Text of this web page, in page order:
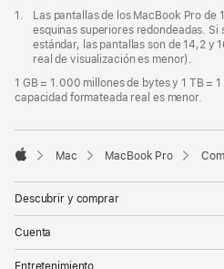
Nota
1.
Las pantallas de los MacBook Pro de
esquinas superiores redondeadas. Si
estándar, las pantallas son de 14,2 y
real de visualización es menor).
1 GB = 1.000 millones de bytes y 1 TB =
capacidad formateada real es menor.
Mac MacBook Pro
Descubrir y comprar
Cuenta
Entretenimiento